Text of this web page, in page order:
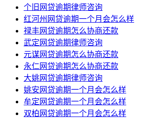
个旧网贷逾期律师咨询
红河州网贷逾期一个月会怎么样
禄丰网贷逾期怎么协商还款
武定网贷逾期律师咨询
元谋网贷逾期怎么协商还款
永仁网贷逾期怎么协商还款
大姚网贷逾期律师咨询
姚安网贷逾期一个月会怎么样
牟定网贷逾期一个月会怎么样
双柏网贷逾期一个月会怎么样